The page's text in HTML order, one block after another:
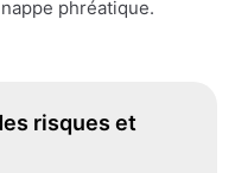
phréatique.
risques et